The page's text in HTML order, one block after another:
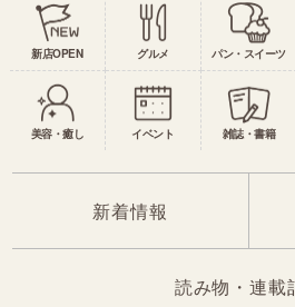
新店OPEN グルメ パン・スイーツ
美容・癒し イベント 雑誌・書籍
新着情報
読み物・連載